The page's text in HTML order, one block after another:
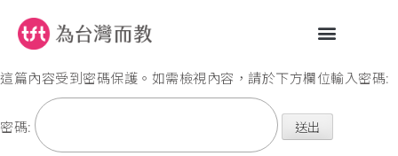
這篇內容受到密碼保護。如需檢視內容，請於下方欄位輸入密碼:
密碼: